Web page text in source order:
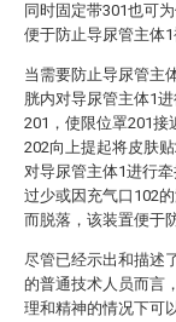
同时固定带301也可
便于防止导尿管主体1
当需要防止导尿管主
胱内对导尿管主体1
201，使限位罩201接
202向上提起将皮肤
对导尿管主体1进行
过少或因充气口102
而脱落，该装置便于
尽管已经示出和描述
的普通技术人员而言
理和精神的情况下可